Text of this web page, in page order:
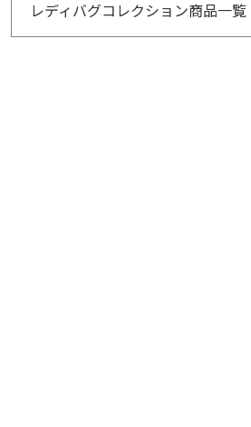
レディバグコレクション商品一覧